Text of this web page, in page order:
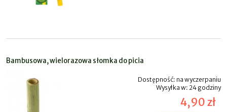
Bambusowa, wielorazowa słomka do picia
Dostępność: na wyczerpaniu
Wysyłka w: 24 godziny
4,90 zł